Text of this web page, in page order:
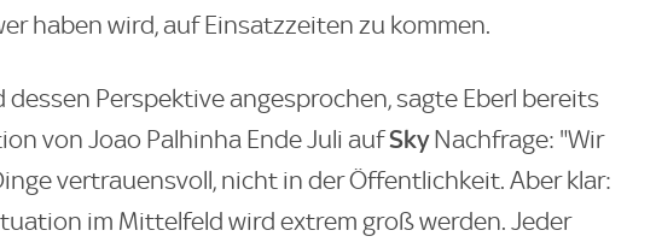
haben wird, auf Einsatzzeiten zu kommen.
dessen Perspektive angesprochen, sagte Eberl bereits
von Joao Palhinha Ende Juli aufSkyNachfrage: "Wir
vertrauensvoll, nicht in der Öffentlichkeit. Aber klar:
im Mittelfeld wird extrem groß werden. Jeder